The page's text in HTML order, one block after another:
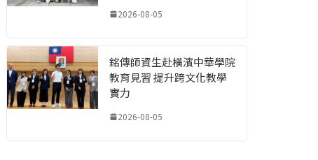
2026-08-05
銘傳師資生赴橫濱中華學院
教育見習 提升跨文化教學
實力
2026-08-05